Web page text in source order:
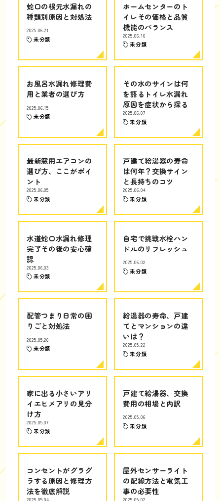
蛇口の根元水漏れの
種類別原因と対処法
2025.06.21
未分類
ホームセンターのト
イレその価格と品質
機能のバランス
2025.06.16
未分類
お風呂水漏れ修理費
用と業者の選び方
2025.06.15
未分類
その水のサインは何
を語るトイレ水漏れ
原因を症状から探る
2025.06.07
未分類
最新窓用エアコンの
選び方、ここがポイ
ント
2025.06.05
未分類
戸建て給湯器の寿命
は何年？交換サイン
と長持ちのコツ
2025.06.04
未分類
水道蛇口水漏れ修理
完了その後の安心確
認
2025.06.03
未分類
自宅で挑戦水栓ハン
ドルのリフレッシュ
2025.06.02
未分類
配管つまり日常の困
りごと対処法
2025.05.26
未分類
給湯器の寿命、戸建
てとマンションの違
いは？
2025.05.22
未分類
家に出る小さいアリ
イエヒメアリの見分
け方
2025.05.07
未分類
戸建て給湯器、交換
費用の相場と内訳
2025.05.06
未分類
コンセントがグラグ
ラする原因と修理方
法を徹底解説
2025.05.04
屋外センサーライト
の配線方法と電気工
事の必要性
2025.05.02